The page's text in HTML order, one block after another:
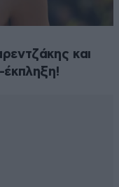
και
έκπληξη!